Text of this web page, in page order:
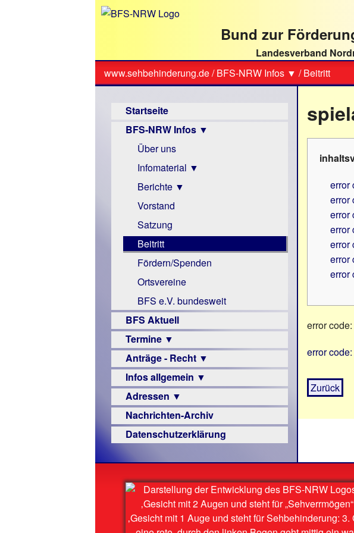
direkt
Bund zur
Landesverband
Sie
www.sehbehinderung.de/BFS-NRW Infos ▼ /Beitritt
Startseite
BFS-NRW Infos ▼
Über uns
Infomaterial ▼
Visus
Zeitschrift
Monokular
Mac
Instagram-
Links
Berichte ▼
Archiv
Berichte
Vorstand
Satzung
Beitritt
Fördern/Spenden
Ortsvereine
BFS e.V. bundesweit
BFS Aktuell
Termine ▼
Veranstaltungsprogramme
Anträge - Recht ▼
Archiv
Urteile
Infos allgemein ▼
Sehbehinderung
Frühförderung
Schule
–
Beruf
Senioren
Hilfsmittel
Adressen ▼
Augenoptiker
Berufsbildungswerke
Hörbüchereien
Reha-
Lehrer
Nachrichten-Archiv
Datenschutzerklärung
error
error
error
error
error
error
error
error
error
Zurück